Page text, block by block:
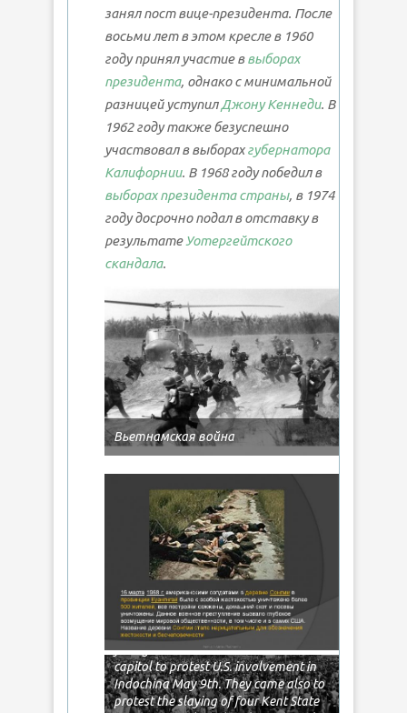
занял пост вице-президента. После
восьми лет в этом кресле в 1960
году принял участие ввыборах
президента, однако с минимальной
разницей уступилДжону Кеннеди. В
1962 году также безуспешно
участвовал в выборахгубернатора
Калифорнии. В 1968 году победил в
выборах президента страны, в 1974
году досрочно подал в отставку в
результатеУотергейтского
скандала.
Вьетнамская война
12 May 1970, Washington, DC, USA —
WASHINGTON-5/12/70-: Legend on
placards reflect the views of bearers as
hundreds of thousands of angry
young Americans descend on nation’s
capitol to protest U.S. involvement in
Indochina May 9th. They came also to
protest the slaying of four Kent State